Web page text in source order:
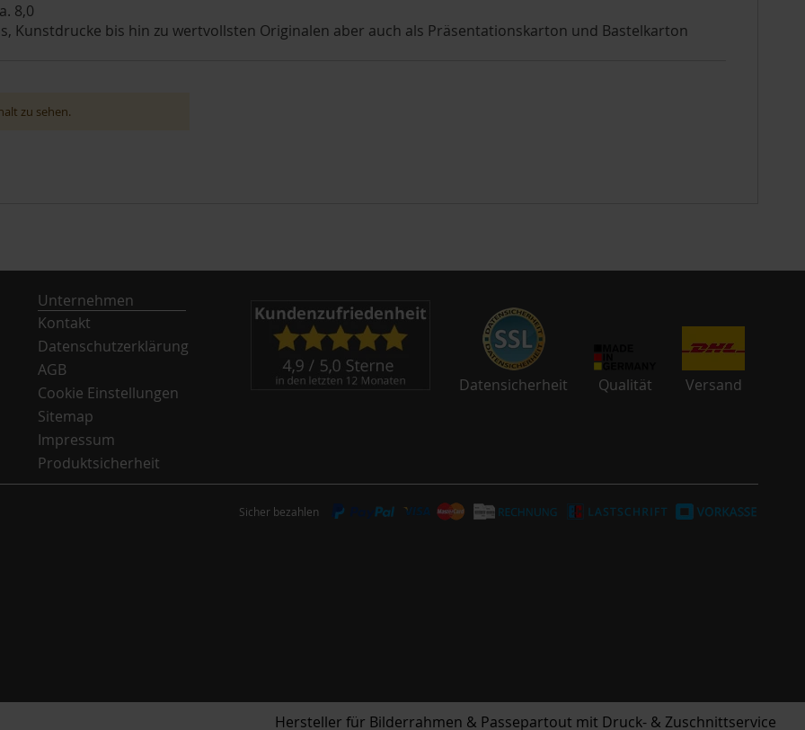
8,0
Kunstdrucke bis hin zu wertvollsten Originalen aber auch als Präsentationskarton und Bastelkarton
zu sehen.
Unternehmen
Kontakt
Datenschutzerklärung
AGB
Cookie Einstellungen
Sitemap
Impressum
Produktsicherheit
Datensicherheit Qualität Versand
Sicher bezahlen
Hersteller für Bilderrahmen & Passepartout mit Druck- & Zuschnittservice